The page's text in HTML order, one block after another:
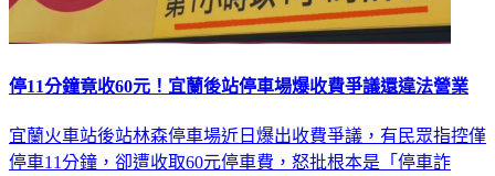
停11分鐘竟收60元！宜蘭後站停車場爆收費爭議還違法營業
宜蘭火車站後站林森停車場近日爆出收費爭議，有民眾指控僅
停車11分鐘，卻遭收取60元停車費，怒批根本是「停車詐